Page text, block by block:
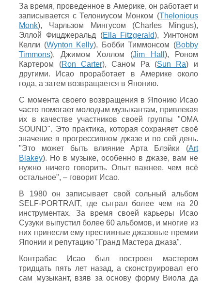
За время, проведенное в Америке, он работает и
записывается с Телониусом Монком (Thelonious
Monk), Чарльзом Мингусом (Charles Mingus),
Эллой Фицджеральд (Ella Fitzgerald), Уинтоном
Келли (Wynton Kelly), Бобби Тиммонсом (Bobby
Timmons), Джимом Холлом (Jim Hall ), Роном
Картером (Ron Carter), Саном Ра (Sun Ra) и
другими. Исао проработает в Америке около
года, а затем возвращается в Японию.
С момента своего возвращения в Японию Исаo
часто помогает молодым музыкантам, привлекая
их в качестве участников своей группы "OMA
SOUND". Это практика, которая сохраняет своё
значение в прогрессивном джазе и по сей день.
"Это может быть влияние Арта Блэйки (Art
Blakey). Но в музыке, особенно в джазе, вам не
нужно ничего говорить. Опыт важнее, чем всё
остальное", – говорит Исао.
В 1980 он записывает свой сольный альбом
SELF-PORTRAIT, где сыграл более чем на 20
инструментах. За время своей карьеры Исао
Сузуки выпустил более 60 альбомов, и многие из
них принесли ему престижные джазовые премии
Японии и репутацию "Гранд Мастера джаза".
Контрабас Исао был построен мастером
тридцать пять лет назад, а сконструировал его
сам музыкант, взяв за основу форму Виола да